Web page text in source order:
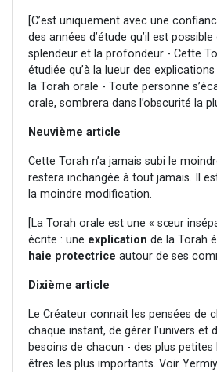
[C’est uniquement avec une
des années d’étude qu’il est
splendeur et la profondeur - Cette
étudiée qu’à la lueur des
la Torah orale - Toute personne
orale, sombrera dans l’obscurité la
Neuvième article
Cette Torah n’a jamais subi le
restera inchangée à tout jamais. Il
la moindre modification.
[La Torah orale est une « sœur
écrite : une explication de la Torah
haie protectrice autour de ses
Dixième article
Le Créateur connait les pensées de
chaque instant, de gérer l’univers et
besoins de chacun - des plus petites
êtres les plus importants. Voir